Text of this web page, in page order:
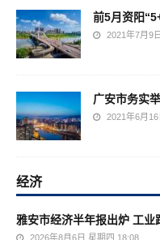
前5月资阳
2021年7月9
广安市务实
2021年6月
经济
雅安市经济半年报出炉 工业
2026年8月6日 星期四 18:08